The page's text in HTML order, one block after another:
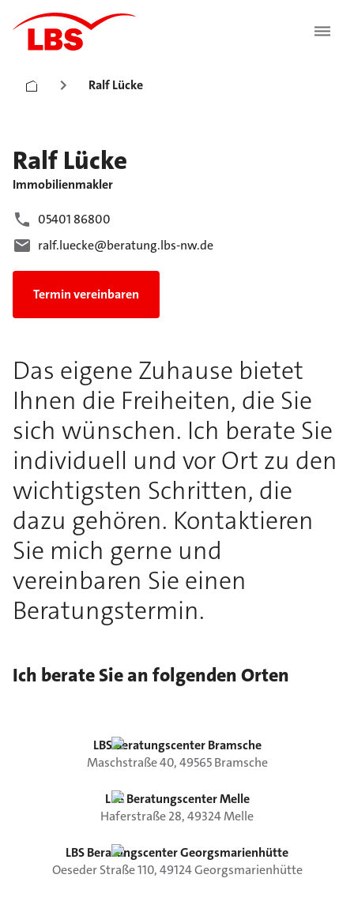
Ralf Lücke
Ralf Lücke
Immobilienmakler
05401 86800
ralf.luecke@beratung.lbs-nw.de
Termin vereinbaren
Das eigene Zuhause bietet
Ihnen die Freiheiten, die Sie
sich wünschen. Ich berate Sie
individuell und vor Ort zu den
wichtigsten Schritten, die
dazu gehören. Kontaktieren
Sie mich gerne und
vereinbaren Sie einen
Beratungstermin.
Ich berate Sie an folgenden Orten
LBS Beratungscenter Bramsche
Maschstraße40,49565 Bramsche
LBS Beratungscenter Melle
Haferstraße28,49324Melle
LBS Beratungscenter Georgsmarienhütte
Oeseder Straße110,49124Georgsmarienhütte